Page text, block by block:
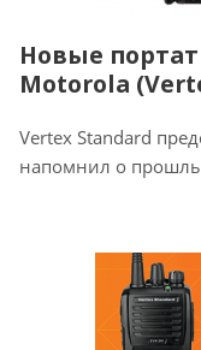
Новые
Motorola
Vertex Standard
напомнил о